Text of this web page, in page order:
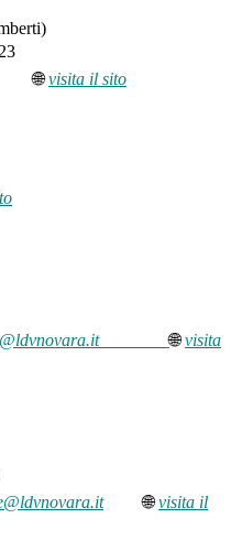
🌐 visita il sito
🌐 visita
🌐 visita il